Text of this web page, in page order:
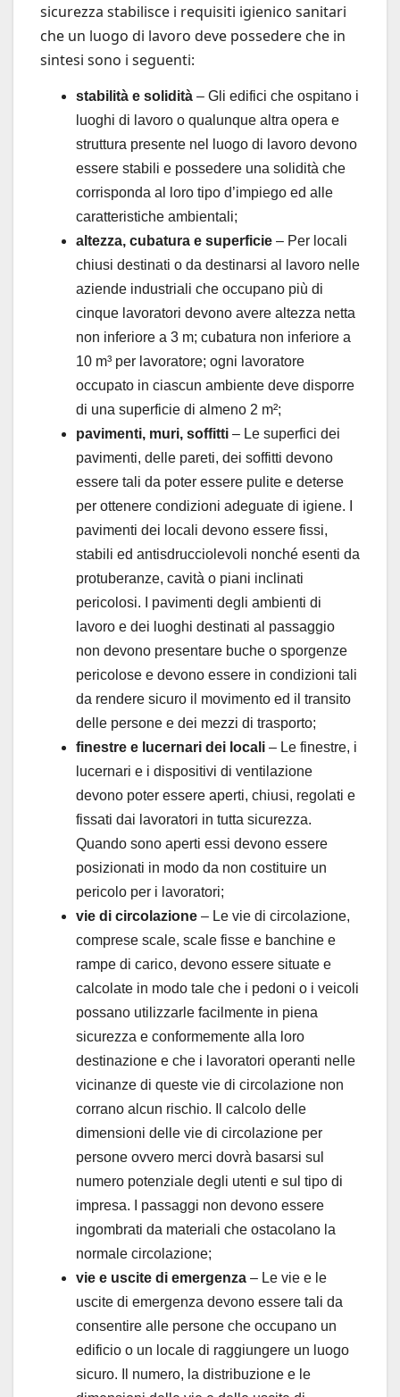
sicurezza stabilisce i requisiti igienico sanitari
che un luogo di lavoro deve possedere che in
sintesi sono i seguenti:
stabilità e solidità – Gli edifici che ospitano i
luoghi di lavoro o qualunque altra opera e
struttura presente nel luogo di lavoro devono
essere stabili e possedere una solidità che
corrisponda al loro tipo d’impiego ed alle
caratteristiche ambientali;
altezza, cubatura e superficie – Per locali
chiusi destinati o da destinarsi al lavoro nelle
aziende industriali che occupano più di
cinque lavoratori devono avere altezza netta
non inferiore a 3 m; cubatura non inferiore a
10 m³ per lavoratore; ogni lavoratore
occupato in ciascun ambiente deve disporre
di una superficie di almeno 2 m²;
pavimenti, muri, soffitti – Le superfici dei
pavimenti, delle pareti, dei soffitti devono
essere tali da poter essere pulite e deterse
per ottenere condizioni adeguate di igiene. I
pavimenti dei locali devono essere fissi,
stabili ed antisdrucciolevoli nonché esenti da
protuberanze, cavità o piani inclinati
pericolosi. I pavimenti degli ambienti di
lavoro e dei luoghi destinati al passaggio
non devono presentare buche o sporgenze
pericolose e devono essere in condizioni tali
da rendere sicuro il movimento ed il transito
delle persone e dei mezzi di trasporto;
finestre e lucernari dei locali – Le finestre, i
lucernari e i dispositivi di ventilazione
devono poter essere aperti, chiusi, regolati e
fissati dai lavoratori in tutta sicurezza.
Quando sono aperti essi devono essere
posizionati in modo da non costituire un
pericolo per i lavoratori;
vie di circolazione – Le vie di circolazione,
comprese scale, scale fisse e banchine e
rampe di carico, devono essere situate e
calcolate in modo tale che i pedoni o i veicoli
possano utilizzarle facilmente in piena
sicurezza e conformemente alla loro
destinazione e che i lavoratori operanti nelle
vicinanze di queste vie di circolazione non
corrano alcun rischio. Il calcolo delle
dimensioni delle vie di circolazione per
persone ovvero merci dovrà basarsi sul
numero potenziale degli utenti e sul tipo di
impresa. I passaggi non devono essere
ingombrati da materiali che ostacolano la
normale circolazione;
vie e uscite di emergenza – Le vie e le
uscite di emergenza devono essere tali da
consentire alle persone che occupano un
edificio o un locale di raggiungere un luogo
sicuro. Il numero, la distribuzione e le